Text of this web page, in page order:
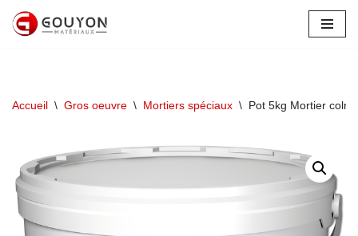
Accueil \ Gros oeuvre \ Mortiers spéciaux \ Pot 5kg Mortier